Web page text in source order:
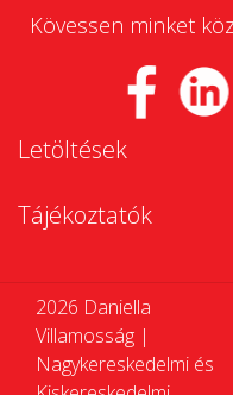
Kövessen minket
Letöltések
Tájékoztatók
2026 Daniella
Villamosság |
Nagykereskedelmi és